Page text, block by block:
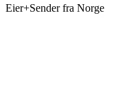
Eier+Sender fra Norge